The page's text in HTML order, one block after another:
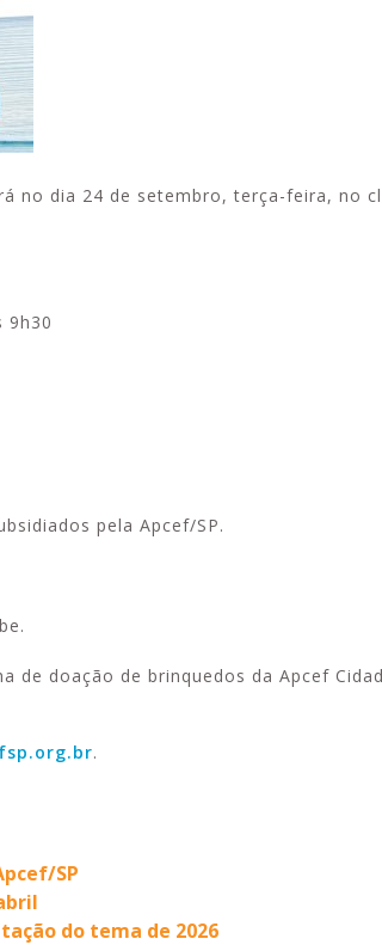
no dia 24 de setembro, terça-feira, no
9h30
pela Apcef/SP.
de doação de brinquedos da Apcef
.
SP
do tema de 2026